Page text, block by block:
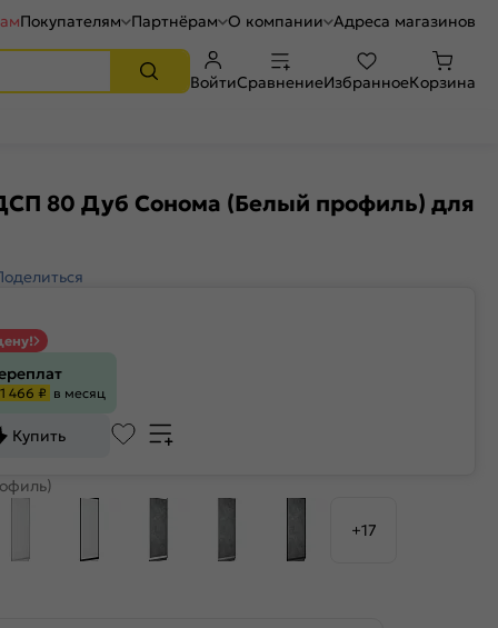
Покупателям Партнёрам О компании Адреса магазинов
ВойтиСравнениеИзбранноеКорзина
80 Дуб Сонома (Белый профиль) для
1 466 ₽ в месяц
Купить
+17